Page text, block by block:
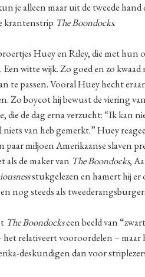
je alleen maar uit de tweede
krantenstrip The Boondocks.
Huey en Riley, die met hun
witte wijk. Zo goed en zo
te passen. Vooral Huey hecht
Zo boycot hij bewust de viering
die de dag erna verzucht: “Ik kan
niets van heb gemerkt.” Huey
paar miljoen Amerikaanse slaven
als de maker van The Boondocks,
stukgelezen en hamert hij er
nog steeds als
The Boondockseen beeld van
relativeert vooroordelen – maar
deskundigen dan voor